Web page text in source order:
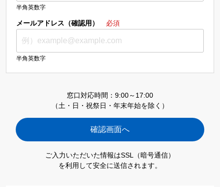
半角英数字
メールアドレス（確認用） 必須
半角英数字
窓口対応時間：9:00～17:00
（土・日・祝祭日・年末年始を除く）
ご入力いただいた情報はSSL（暗号通信）
を利用して安全に送信されます。